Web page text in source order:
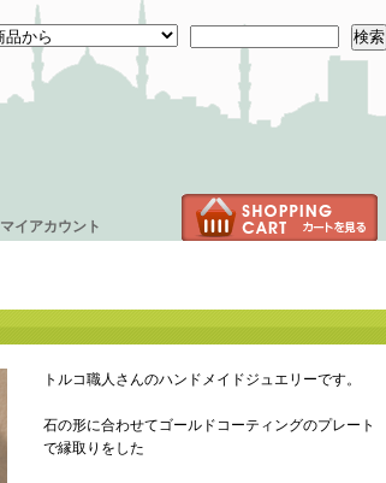
検索
マイアカウント
トルコ職人さんのハンドメイドジュエリーです。
石の形に合わせてゴールドコーティングのプレート
で縁取りをした